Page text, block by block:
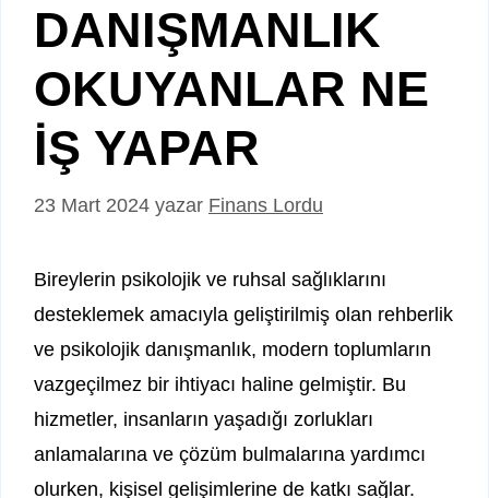
DANIŞMANLIK
OKUYANLAR NE
İŞ YAPAR
23 Mart 2024 yazar Finans Lordu
Bireylerin psikolojik ve ruhsal sağlıklarını
desteklemek amacıyla geliştirilmiş olan rehberlik
ve psikolojik danışmanlık, modern toplumların
vazgeçilmez bir ihtiyacı haline gelmiştir. Bu
hizmetler, insanların yaşadığı zorlukları
anlamalarına ve çözüm bulmalarına yardımcı
olurken, kişisel gelişimlerine de katkı sağlar.